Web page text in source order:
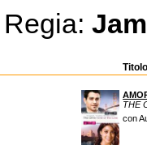
Regia:
Titolo
THE
con